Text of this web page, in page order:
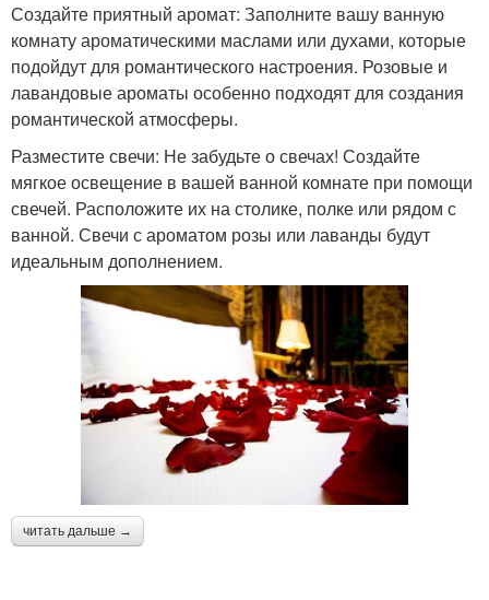
Создайте приятный аромат: Заполните вашу ванную
комнату ароматическими маслами или духами, которые
подойдут для романтического настроения. Розовые и
лавандовые ароматы особенно подходят для создания
романтической атмосферы.
Разместите свечи: Не забудьте о свечах! Создайте
мягкое освещение в вашей ванной комнате при помощи
свечей. Расположите их на столике, полке или рядом с
ванной. Свечи с ароматом розы или лаванды будут
идеальным дополнением.
читать дальше →